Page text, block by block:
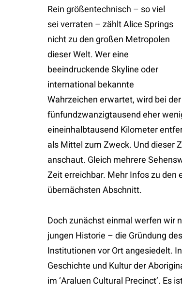
Rein größentechnisch – so viel
sei verraten – zählt Alice Springs
nicht zu den großen Metropolen
dieser Welt. Wer eine
beeindruckende Skyline oder
international bekannte
Wahrzeichen erwartet, wird bei
fünfundzwanzigtausend eher
eineinhalbtausend Kilometer
als Mittel zum Zweck. Und dieser
anschaut. Gleich mehrere
Zeit erreichbar. Mehr Infos zu den
übernächsten Abschnitt.
Doch zunächst einmal werfen wir
jungen Historie – die Gründung
Institutionen vor Ort angesiedelt.
Geschichte und Kultur der
im ‘Araluen Cultural Precinct’. Es